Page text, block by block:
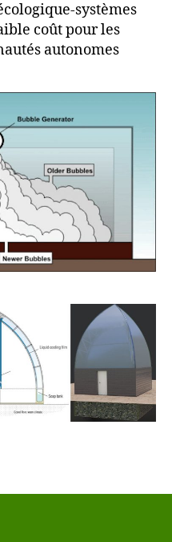
systèmes
coût pour les
autonomes